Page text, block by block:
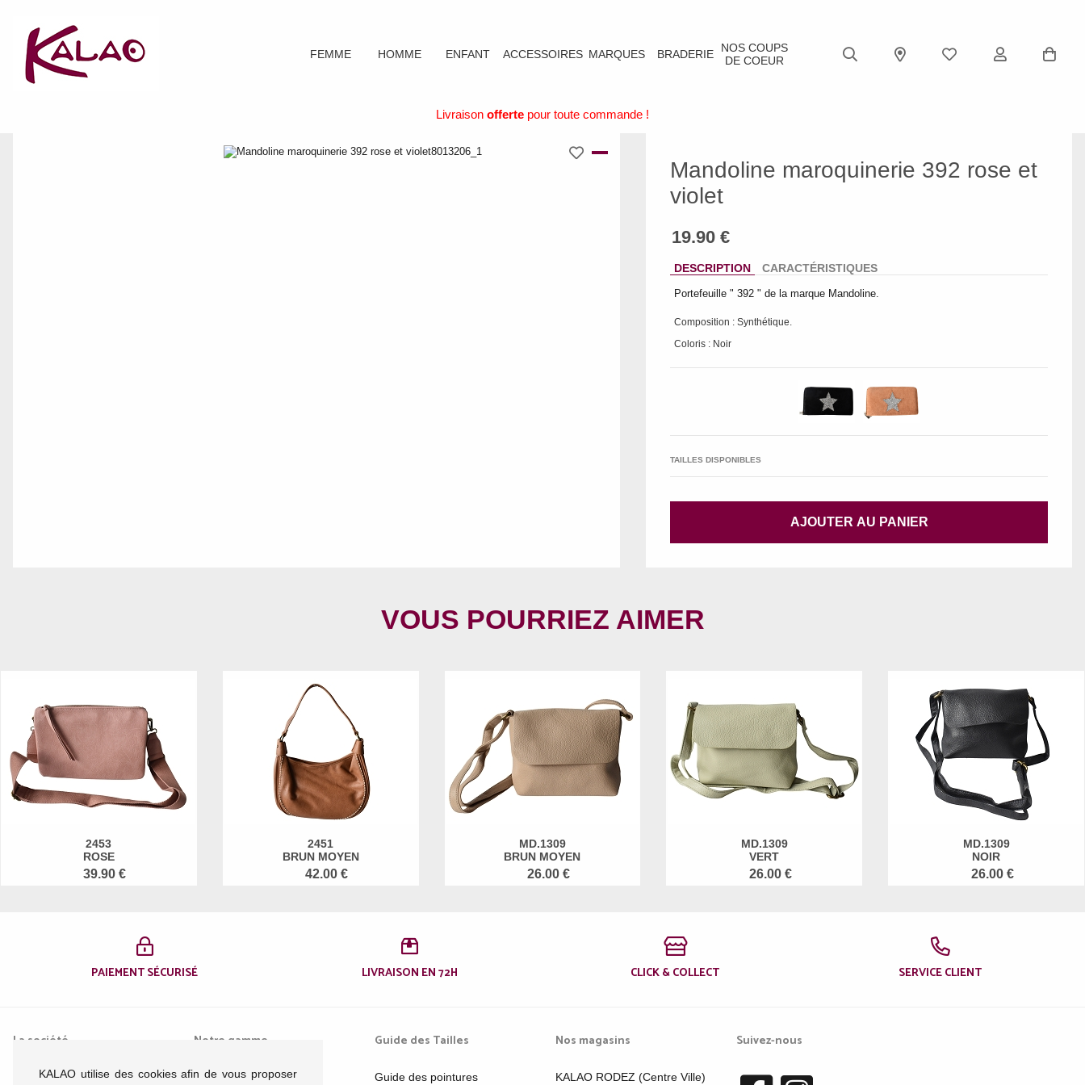
KALAO utilise des cookies afin de vous proposer
FEMME HOMME ENFANT ACCESSOIRES MARQUES BRADERIE
NOS COUPS
DE COEUR
Livraison offerte pour toute commande !
Mandoline maroquinerie 392 rose et
violet
DESCRIPTION CARACTÉRISTIQUES
Portefeuille " 392 " de la marque Mandoline.
Composition : Synthétique.
Coloris : Noir
TAILLES DISPONIBLES
AJOUTER AU PANIER
VOUS POURRIEZ AIMER
2453
ROSE
39.90 €
2451
BRUN MOYEN
42.00 €
MD.1309
BRUN MOYEN
26.00 €
MD.1309
VERT
26.00 €
MD.1309
NOIR
26.00 €
PAIEMENT SÉCURISÉ LIVRAISON EN 72H CLICK & COLLECT SERVICE CLIENT
La société
Mentions légales
Notre gamme
Femme
Guide des Tailles
Guide des pointures
Nos magasins
KALAO RODEZ (Centre Ville)
Suivez-nous